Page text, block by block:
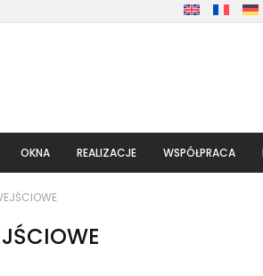
OKNA REALIZACJE WSPÓŁPRACA